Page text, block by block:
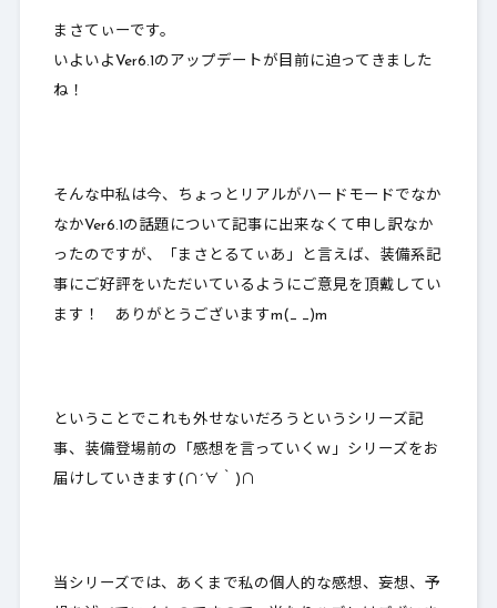
まさてぃーです。
いよいよVer6.1のアップデートが目前に迫ってきました
ね！
そんな中私は今、ちょっとリアルがハードモードでなか
なかVer6.1の話題について記事に出来なくて申し訳なか
ったのですが、「まさとるてぃあ」と言えば、 装備系記
事にご好評をいただいているようにご意見を頂戴してい
ます！ ありがとうございますm(_ _)m
ということでこれも外せないだろうというシリーズ記
事、装備登場前の「 感想を言っていくｗ 」シリーズをお
届けしていきます(∩´∀｀)∩
当シリーズでは、あくまで私の個人的な感想、妄想、予